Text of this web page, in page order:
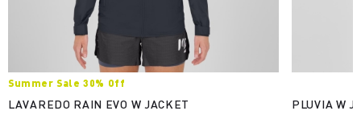
Summer Sale 30% Off
LAVAREDO RAIN EVO W JACKET
PLUVIA W